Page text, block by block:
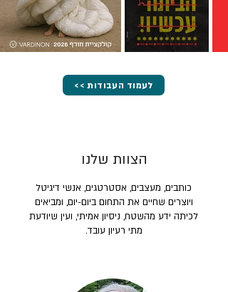
<< לעמוד העבודות
הצוות שלנו
כותבים, מעצבים, אסטרטגים, אנשי דיגיטל
ויוצרים שחיים את התחום ביום-יום, ומביאים
לכיתה ידע מהשטח, ניסיון אמיתי, ועין שיודעת
מתי רעיון עובד.